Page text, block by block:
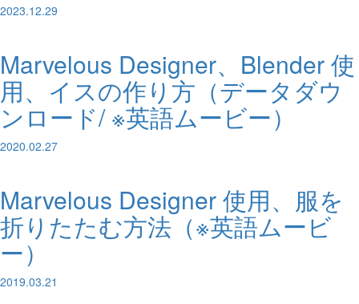
2023.12.29
Marvelous Designer、Blender 使
用、イスの作り方（データダウ
ンロード/ ※英語ムービー）
2020.02.27
Marvelous Designer 使用、服を
折りたたむ方法（※英語ムービ
ー）
2019.03.21